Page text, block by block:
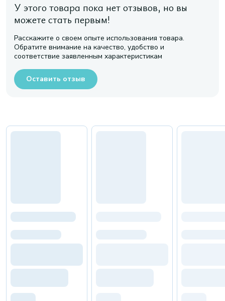
У этого товара пока нет отзывов, но вы
можете стать первым!
Расскажите о своем опыте использования товара.
Обратите внимание на качество, удобство и
соответствие заявленным характеристикам
Оставить отзыв